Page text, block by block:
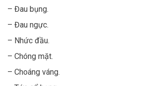
– Đau bụng.
– Đau ngực.
– Nhức đầu.
– Chóng mặt.
– Choáng váng.